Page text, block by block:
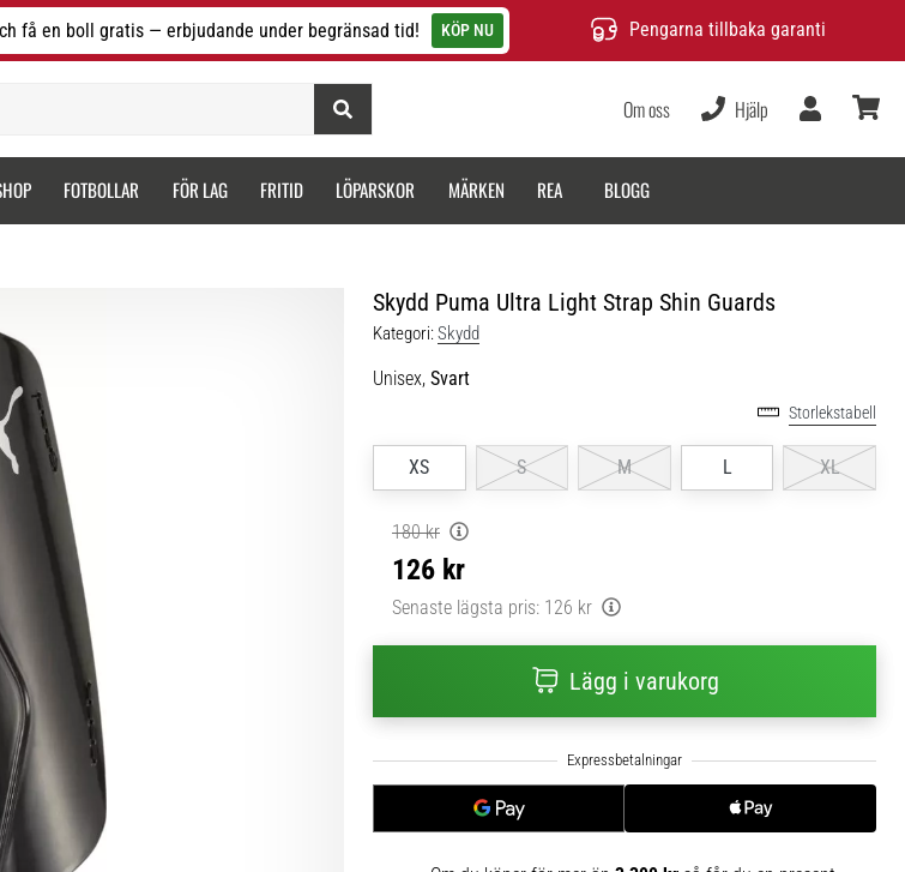
få en boll gratis — erbjudande under begränsad tid! KÖP NU Pengarna tillbaka garanti
Om oss Hjälp
FOTBOLLAR FÖR LAG FRITID LÖPARSKOR MÄRKEN REA BLOGG
Skydd Puma Ultra Light Strap Shin Guards
Kategori:Skydd
Unisex, Svart
Storlekstabell
XS S M L XL
180 kr
126 kr
Senaste lägsta pris: 126 kr
Lägg i varukorg